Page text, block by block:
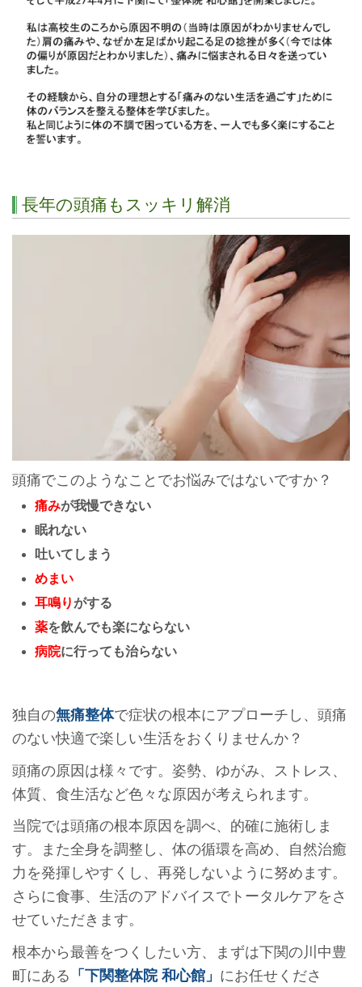
長年の頭痛もスッキリ解消
頭痛でこのようなことでお悩みではないですか？
痛みが我慢できない
眠れない
吐いてしまう
めまい
耳鳴り がする
薬を飲んでも楽にならない
病院に行っても治らない
独自の無痛整体で症状の根本にアプローチし、頭痛
のない快適で楽しい生活をおくりませんか？
頭痛の原因は様々です。姿勢、ゆがみ、ストレス、
体質、食生活など色々な原因が考えられます。
当院では頭痛の根本原因を調べ、的確に施術しま
す。また全身を調整し、体の循環を高め、自然治癒
力を発揮しやすくし、再発しないように努めます。
さらに食事、生活のアドバイスでトータルケアをさ
せていただきます。
根本から最善をつくしたい方、まずは下関の川中豊
町にある 「下関整体院 和心館」 にお任せくださ